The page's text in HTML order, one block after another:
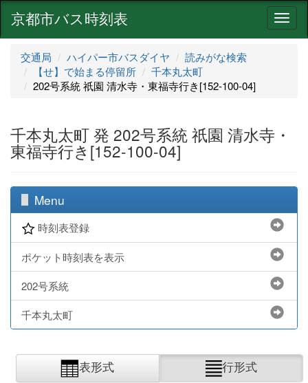
ナ
ビ
京都市バス時刻表
交通局 ハイパー市バスダイヤ
読みがな検索
【せ】で始まる停留所
千本丸太町
202号系統 祇園 清水寺・東福寺行き[152-100-04]
千本丸太町 発 202号系統 祇園 清水寺・
東福寺行き[152-100-04]
Menu
時刻表登録
ポケット時刻表を表示
202号系統
千本丸太町
表形式 行形式